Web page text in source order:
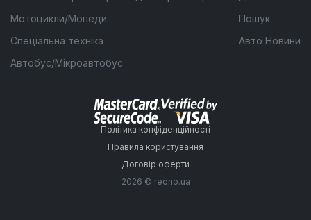
Мотоцикли/Мопеди
Спеціальна техніка
Автобус/Мікроавтобус
Пошук
Авто Новини
Політика конфіденційності
Правила користування
Договір оферти
2026 © reono.ua